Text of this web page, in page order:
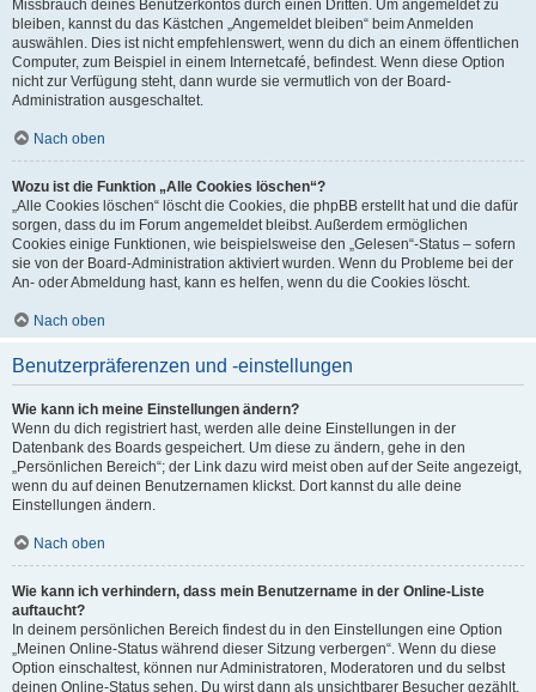
Missbrauch deines Benutzerkontos durch einen Dritten. Um angemeldet zu
bleiben, kannst du das Kästchen „Angemeldet bleiben“ beim Anmelden
auswählen. Dies ist nicht empfehlenswert, wenn du dich an einem öffentlichen
Computer, zum Beispiel in einem Internetcafé, befindest. Wenn diese Option
nicht zur Verfügung steht, dann wurde sie vermutlich von der Board-
Administration ausgeschaltet.
Nach oben
Wozu ist die Funktion „Alle Cookies löschen“?
„Alle Cookies löschen“ löscht die Cookies, die phpBB erstellt hat und die dafür
sorgen, dass du im Forum angemeldet bleibst. Außerdem ermöglichen
Cookies einige Funktionen, wie beispielsweise den „Gelesen“-Status – sofern
sie von der Board-Administration aktiviert wurden. Wenn du Probleme bei der
An- oder Abmeldung hast, kann es helfen, wenn du die Cookies löscht.
Nach oben
Benutzerpräferenzen und -einstellungen
Wie kann ich meine Einstellungen ändern?
Wenn du dich registriert hast, werden alle deine Einstellungen in der
Datenbank des Boards gespeichert. Um diese zu ändern, gehe in den
„Persönlichen Bereich“; der Link dazu wird meist oben auf der Seite angezeigt,
wenn du auf deinen Benutzernamen klickst. Dort kannst du alle deine
Einstellungen ändern.
Nach oben
Wie kann ich verhindern, dass mein Benutzername in der Online-Liste
auftaucht?
In deinem persönlichen Bereich findest du in den Einstellungen eine Option
„Meinen Online-Status während dieser Sitzung verbergen“. Wenn du diese
Option einschaltest, können nur Administratoren, Moderatoren und du selbst
deinen Online-Status sehen. Du wirst dann als unsichtbarer Besucher gezählt.